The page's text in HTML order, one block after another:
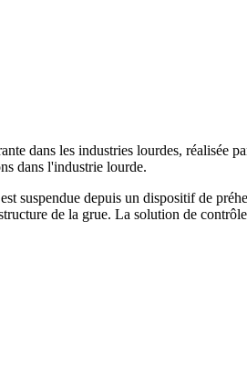
dans les industries lourdes, réalisée
dans l'industrie lourde.
suspendue depuis un dispositif de
de la grue. La solution de